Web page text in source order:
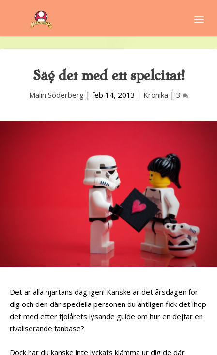
Säg det med ett spelcitat!
Malin Söderberg| feb 14, 2013 | Krönika | 3
Det är alla hjärtans dag igen! Kanske är det årsdagen för
dig och den där speciella personen du äntligen fick det ihop
det med efter fjolårets lysande guide om hur en dejtar en
rivaliserande fanbase?
Dock har du kanske inte lyckats klämma ur dig de där